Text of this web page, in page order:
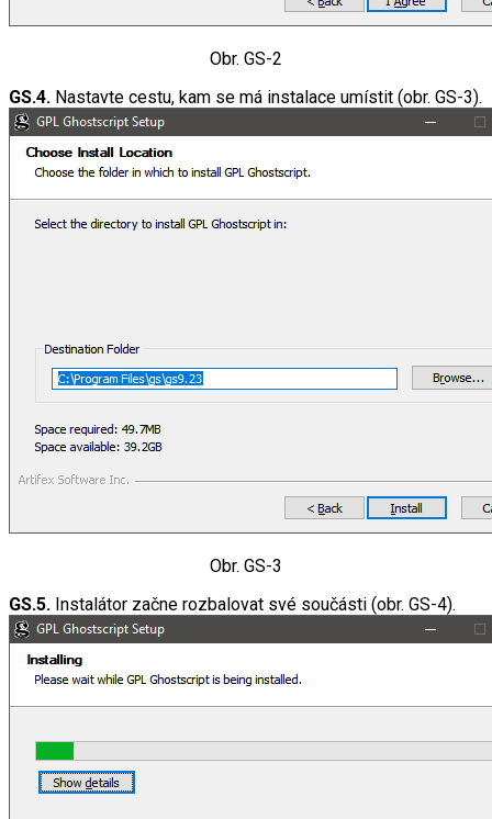
Obr. GS-2
GS.4. Nastavte cestu, kam se má instalace umístit (obr. GS-3).
Obr. GS-3
GS.5. Instalátor začne rozbalovat své součásti (obr. GS-4).